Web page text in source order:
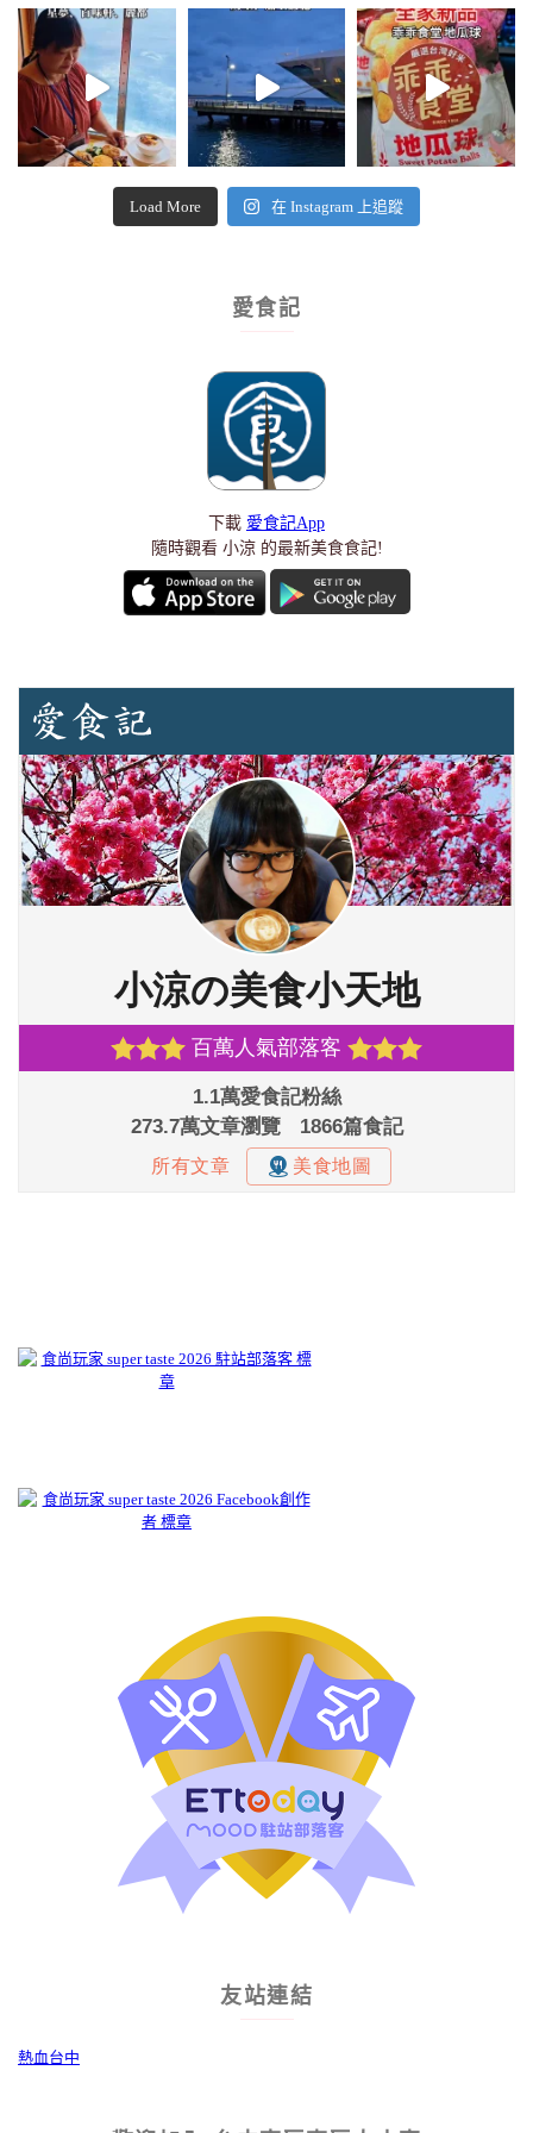
Load More 在 Instagram 上追蹤
愛食記
下載 愛食記App
隨時觀看 小涼 的最新美食食記!
友站連結
熱血台中